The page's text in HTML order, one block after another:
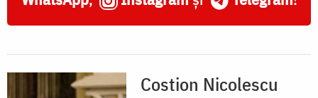
Costion Nicolescu